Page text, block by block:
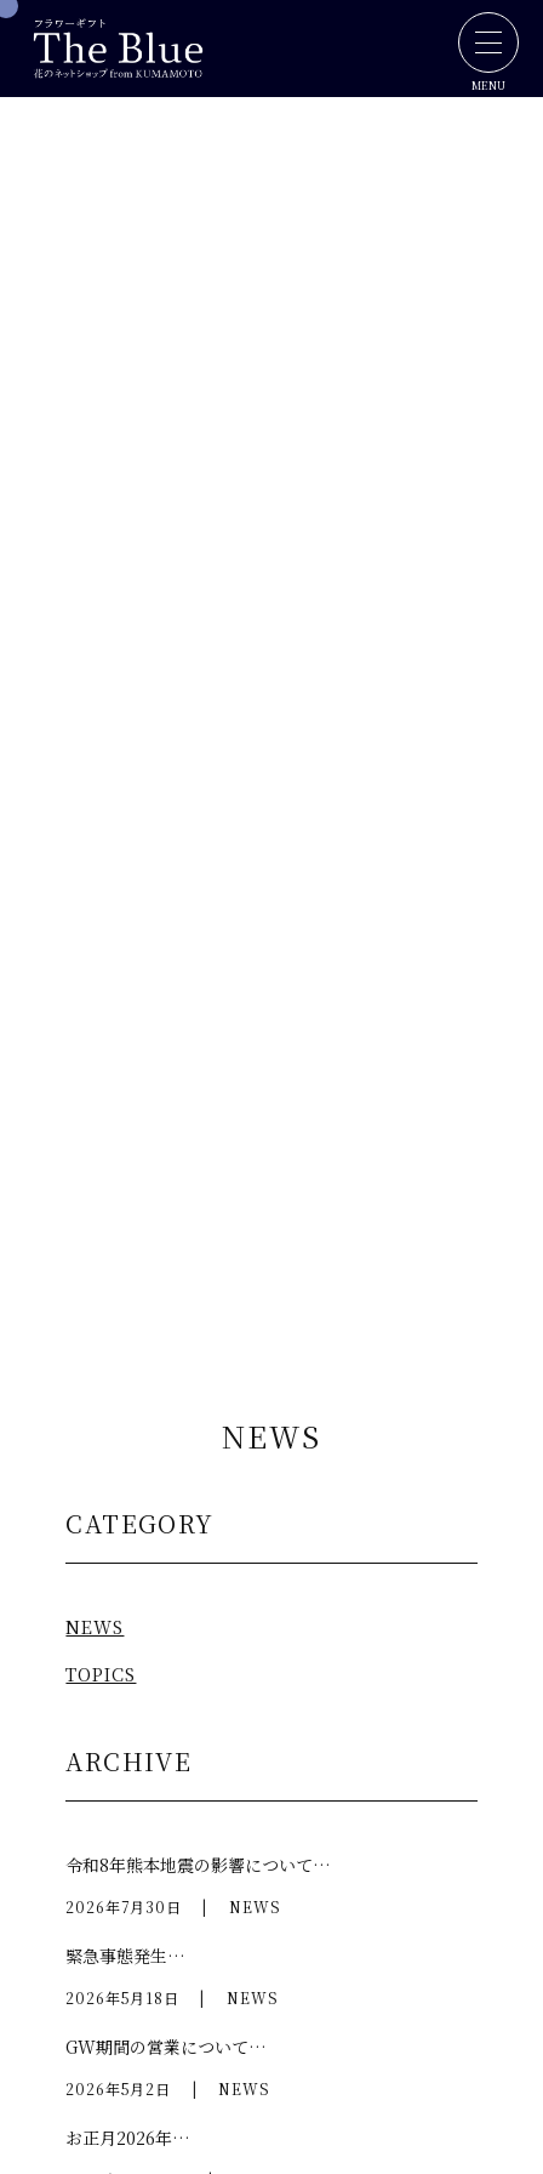
NEWS
CATEGORY
NEWS
TOPICS
ARCHIVE
令和8年熊本地震の影響について…
2026年7月30日 |NEWS
緊急事態発生…
2026年5月18日 |NEWS
GW期間の営業について…
2026年5月2日 |NEWS
お正月2026年…